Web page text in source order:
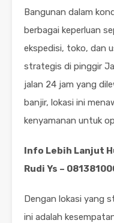
Bangunan dalam
berbagai keperluan
ekspedisi, toko, dan
strategis di pinggir
jalan 24 jam yang
banjir, lokasi ini
kenyamanan untuk
Info Lebih Lanjut
Rudi Ys –
Dengan lokasi yang
ini adalah